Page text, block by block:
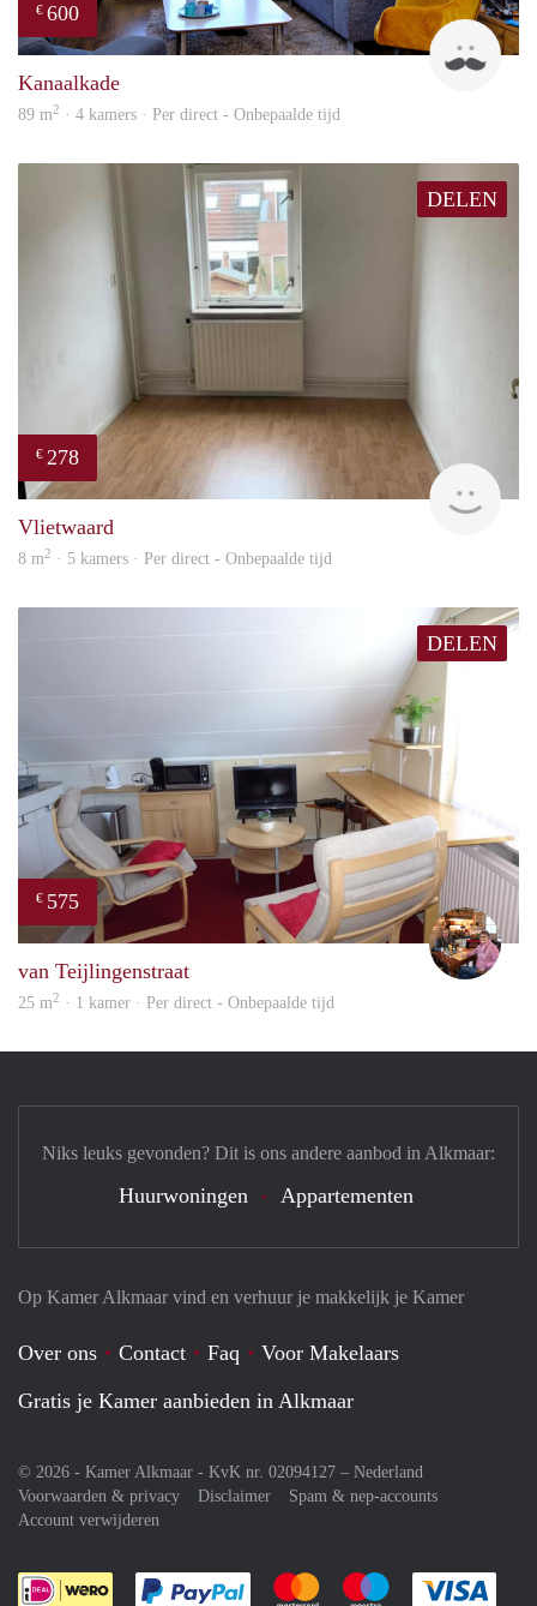
€ 600
Twan
Kanaalkade
89 m2 · 4 kamers · Per direct - Onbepaalde tijd
DELEN
€ 278
Vlietwaard
8 m2 · 5 kamers · Per direct - Onbepaalde tijd
DELEN
€ 575
Carla
van Teijlingenstraat
25 m2 · 1 kamer · Per direct - Onbepaalde tijd
Op Kamer Alkmaar vind en verhuur je makkelijk je Kamer
Over ons Contact Faq
Voor Makelaars
Gratis je Kamer aanbieden in Alkmaar
© 2026 - Kamer Alkmaar - KvK nr. 02094127 – Nederland
Voorwaarden & privacy
Disclaimer
Spam & nep-accounts
Account verwijderen
Je rekent gemakkelijk af met Paypal
Je rekent gemakkelijk af met
Je rekent
Niks leuks gevonden? Dit is ons andere aanbod in Alkmaar:
Huurwoningen Appartementen